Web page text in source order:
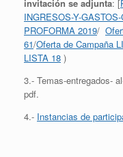
invitación se adjunta: [
INGRESOS-Y-
PROFORMA 2019/
61/Oferta de Campaña
LISTA 18 )
3.- Temas-entregados-
pdf.
4.- Instancias de